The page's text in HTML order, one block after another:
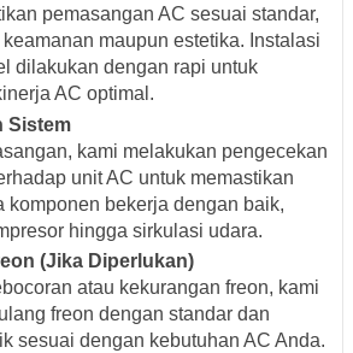
pemasangan AC sesuai standar,
maupun estetika. Instalasi
dilakukan dengan rapi untuk
AC optimal.
Sistem
kami melakukan pengecekan
unit AC untuk memastikan
komponen bekerja dengan baik,
hingga sirkulasi udara.
(Jika Diperlukan)
atau kekurangan freon, kami
freon dengan standar dan
sesuai dengan kebutuhan AC Anda.